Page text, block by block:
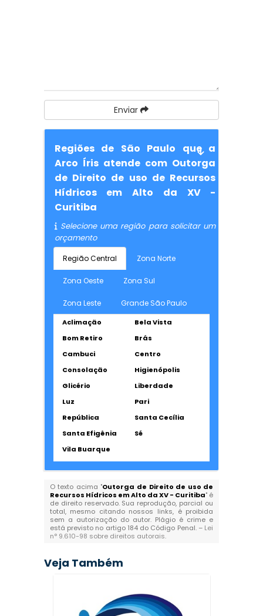
Enviar
Regiões de São Paulo que a
Arco Íris atende com Outorga
de Direito de uso de Recursos
Hídricos em Alto da XV -
Curitiba
Selecione uma região para solicitar um
orçamento
Região Central Zona Norte
Zona Oeste Zona Sul
Zona Leste Grande São Paulo
Aclimação
Bela Vista
Bom Retiro
Brás
Cambuci
Centro
Consolação
Higienópolis
Glicério
Liberdade
Luz
Pari
República
Santa Cecília
Santa Efigênia
Sé
Vila Buarque
O texto acima "Outorga de Direito de uso de
Recursos Hídricos em Alto da XV - Curitiba" é
de direito reservado. Sua reprodução, parcial ou
total, mesmo citando nossos links, é proibida
sem a autorização do autor. Plágio é crime e
está previsto no artigo 184 do Código Penal. – Lei
n° 9.610-98 sobre direitos autorais.
Veja Também